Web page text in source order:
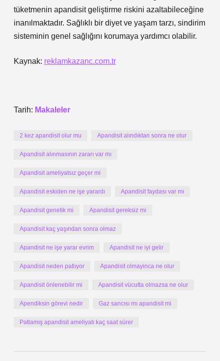
tüketmenin apandisit geliştirme riskini azaltabileceğine
inanılmaktadır. Sağlıklı bir diyet ve yaşam tarzı, sindirim
sisteminin genel sağlığını korumaya yardımcı olabilir.
Kaynak: reklamkazanc.com.tr
Tarih: Makaleler
2 kez apandisit olur mu Apandisit alındıktan sonra ne olur
Apandisit alınmasının zararı var mı
Apandisit ameliyatsız geçer mi
Apandisit eskiden ne işe yarardı Apandisit faydası var mı
Apandisit genetik mi Apandisit gereksiz mi
Apandisit kaç yaşından sonra olmaz
Apandisit ne işe yarar evrim Apandisit ne iyi gelir
Apandisit neden patlıyor Apandisit olmayinca ne olur
Apandisit önlenebilir mi Apandisit vücutta olmazsa ne olur
Apendiksin görevi nedir Gaz sancısı mı apandisit mi
Patlamış apandisit ameliyatı kaç saat sürer